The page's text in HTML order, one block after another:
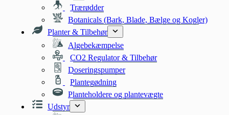
Trærødder
Botanicals (Bark, Blade, Bælge og Kogler)
Planter & Tilbehør
Algebekæmpelse
CO2 Regulator & Tilbehør
Doseringspumper
Plantegødning
Planteholdere og plantevægte
Udstyr